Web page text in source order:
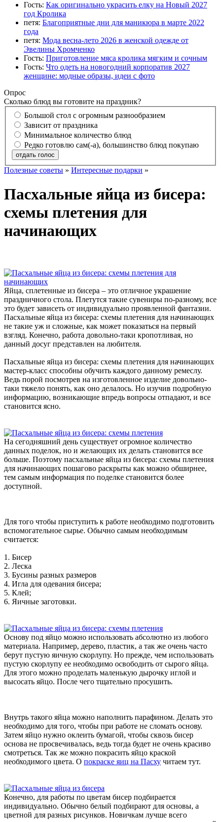
Гость: Как оригинально украсить елку на Новый 2027
год Кролика
петя: Благоприятные дни для маникюра в марте 2022
года
петя: Мода весна-лето 2026 в женской одежде от
Эвелины Хромченко
Гость: Приготовление мяса кролика мягким и сочным
Гость: Что одеть на новогодний корпоратив 2027
женщине: модные образы, идеи с фото
Опрос
Сколько блюд вы готовите на праздник?
Большой стол с огромным разнообразием
Зависит от праздника
Минимальное количество блюд
Редко готовлю сам(-а), большинство блюд покупаю
отдать голос
Полезные советы » Интересные подарки »
Пасхальные яйца из бисера:
схемы плетения для
начинающих
Яйца, сплетенные из бисера – это отличное украшение
праздничного стола. Плетутся такие сувениры по-разному, все
это будет зависеть от индивидуально проявленной фантазии.
Пасхальные яйца из бисера: схемы плетения для начинающих
не такие уж и сложные, как может показаться на первый
взгляд. Конечно, работа довольно-таки кропотливая, но
данный досуг представлен на любителя.
Пасхальные яйца из бисера: схемы плетения для начинающих
мастер-класс способны обучить каждого данному ремеслу.
Ведь порой посмотрев на изготовленное изделие довольно-
таки тяжело понять, как оно делалось. Но изучив подробную
информацию, возникающие впредь вопросы отпадают, и все
становится ясно.
На сегодняшний день существует огромное количество
данных поделок, но и желающих их делать становится все
больше. Поэтому пасхальные яйца из бисера: схемы плетения
для начинающих пошагово раскрыты как можно обширнее,
тем самым информация по поделке становится более
доступной.
Для того чтобы приступить к работе необходимо подготовить
вспомогательное сырье. Обычно самым необходимым
считается:
1. Бисер
2. Леска
3. Бусины разных размеров
4. Игла для одевания бисера;
5. Клей;
6. Яичные заготовки.
Основу под яйцо можно использовать абсолютно из любого
материала. Например, дерево, пластик, а так же очень часто
берут пустую яичную скорлупу. Но прежде, чем использовать
пустую скорлупу ее необходимо освободить от сырого яйца.
Для этого можно проделать маленькую дырочку иглой и
высосать яйцо. После чего тщательно просушить.
Внутрь такого яйца можно наполнить парафином. Делать это
необходимо для того, чтобы при работе не сломать основу.
Затем яйцо нужно оклеить бумагой, чтобы сквозь бисер
основа не просвечивалась, ведь тогда будет не очень красиво
смотреться. Так же можно покрасить яйцо краской
необходимого цвета. О покраске яиц на Пасху читаем тут.
Конечно, для работы по цветам бисер подбирается
индивидуально. Обычно белый подбирают для основы, а
цветной для разных рисунков. Новичкам лучше всего